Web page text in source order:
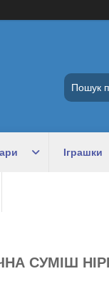
Іграшки
СУМІШ HIPP